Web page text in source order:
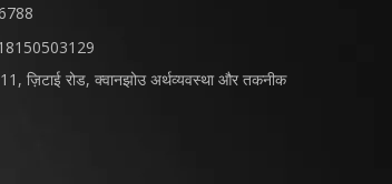
ज़िटाई रोड, क्वानझोउ अर्थव्यवस्था और तकनीक